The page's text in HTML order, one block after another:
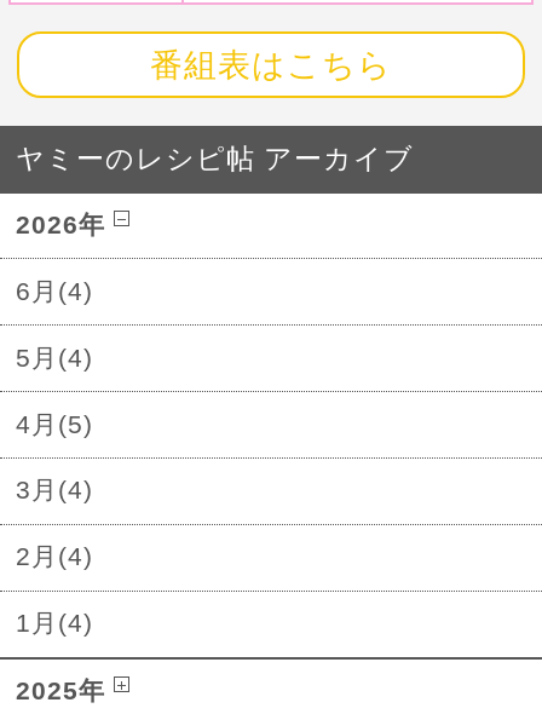
番組表はこちら
ヤミーのレシピ帖 アーカイブ
2026年
6月(4)
5月(4)
4月(5)
3月(4)
2月(4)
1月(4)
2025年